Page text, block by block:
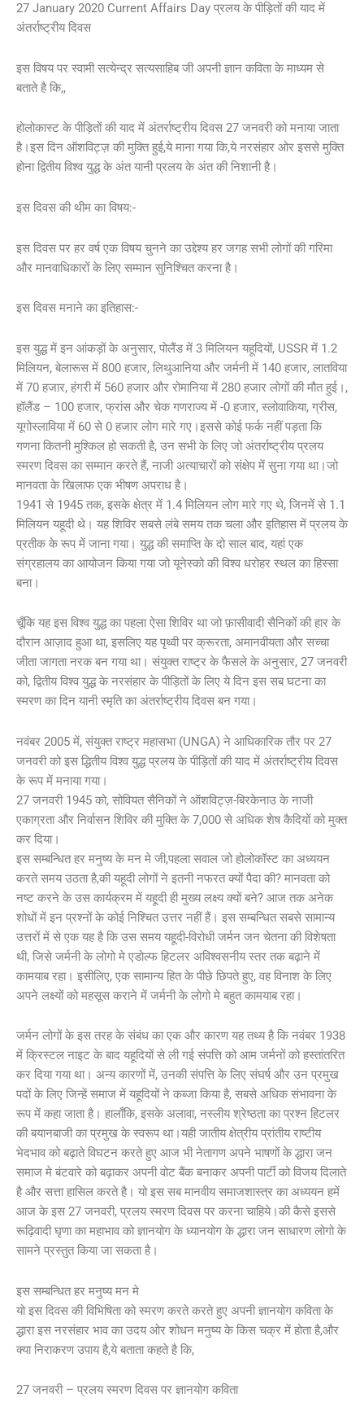
27 January 2020 Current Affairs Day प्रलय के पीड़ितों की याद में
अंतर्राष्ट्रीय दिवस
इस विषय पर स्वामी सत्येन्द्र सत्यसाहिब जी अपनी ज्ञान कविता के माध्यम से
बताते है कि,,
होलोकास्ट के पीड़ितों की याद में अंतर्राष्ट्रीय दिवस 27 जनवरी को मनाया जाता
है।इस दिन ऑशविट्ज़ की मुक्ति हुई,ये माना गया कि,ये नरसंहार ओर इससे मुक्ति
होना द्वितीय विश्व युद्ध के अंत यानी प्रलय के अंत की निशानी है।
इस दिवस की थीम का विषय:-
इस दिवस पर हर वर्ष एक विषय चुनने का उद्देश्य हर जगह सभी लोगों की गरिमा
और मानवाधिकारों के लिए सम्मान सुनिश्चित करना है।
इस दिवस मनाने का इतिहास:-
इस युद्ध में इन आंकड़ों के अनुसार, पोलैंड में 3 मिलियन यहूदियों, USSR में 1.2
मिलियन, बेलारूस में 800 हजार, लिथुआनिया और जर्मनी में 140 हजार, लातविया
में 70 हजार, हंगरी में 560 हजार और रोमानिया में 280 हजार लोगों की मौत हुई।,
हॉलैंड – 100 हजार, फ्रांस और चेक गणराज्य में -0 हजार, स्लोवाकिया, ग्रीस,
यूगोस्लाविया में 60 से 0 हजार लोग मारे गए।इससे कोई फर्क नहीं पड़ता कि
गणना कितनी मुश्किल हो सकती है, उन सभी के लिए जो अंतर्राष्ट्रीय प्रलय
स्मरण दिवस का सम्मान करते हैं, नाजी अत्याचारों को संक्षेप में सुना गया था।जो
मानवता के खिलाफ एक भीषण अपराध है।
1941 से 1945 तक, इसके क्षेत्र में 1.4 मिलियन लोग मारे गए थे, जिनमें से 1.1
मिलियन यहूदी थे। यह शिविर सबसे लंबे समय तक चला और इतिहास में प्रलय के
प्रतीक के रूप में जाना गया। युद्ध की समाप्ति के दो साल बाद, यहां एक
संग्रहालय का आयोजन किया गया जो यूनेस्को की विश्व धरोहर स्थल का हिस्सा
बना।
चूँकि यह इस विश्व युद्ध का पहला ऐसा शिविर था जो फ़ासीवादी सैनिकों की हार के
दौरान आज़ाद हुआ था, इसलिए यह पृथ्वी पर क्रूरता, अमानवीयता और सच्चा
जीता जागता नरक बन गया था। संयुक्त राष्ट्र के फैसले के अनुसार, 27 जनवरी
को, द्वितीय विश्व युद्ध के नरसंहार के पीड़ितों के लिए ये दिन इस सब घटना का
स्मरण का दिन यानी स्मृति का अंतर्राष्ट्रीय दिवस बन गया।
नवंबर 2005 में, संयुक्त राष्ट्र महासभा (UNGA) ने आधिकारिक तौर पर 27
जनवरी को इस द्धितीय विश्व युद्ध प्रलय के पीड़ितों की याद में अंतर्राष्ट्रीय दिवस
के रूप में मनाया गया।
27 जनवरी 1945 को, सोवियत सैनिकों ने ऑशविट्ज़-बिरकेनाउ के नाजी
एकाग्रता और निर्वासन शिविर की मुक्ति के 7,000 से अधिक शेष कैदियों को मुक्त
कर दिया।
इस सम्बन्धित हर मनुष्य के मन मे जी,पहला सवाल जो होलोकॉस्ट का अध्ययन
करते समय उठता है,की यहूदी लोगों ने इतनी नफरत क्यों पैदा की? मानवता को
नष्ट करने के उस कार्यक्रम में यहूदी ही मुख्य लक्ष्य क्यों बने? आज तक अनेक
शोधों में इन प्रश्नों के कोई निश्चित उत्तर नहीं हैं। इस सम्बन्धित सबसे सामान्य
उत्तरों में से एक यह है कि उस समय यहूदी-विरोधी जर्मन जन चेतना की विशेषता
थी, जिसे जर्मनी के लोगो मे एडोल्फ हिटलर अविश्वसनीय स्तर तक बढ़ाने में
कामयाब रहा। इसीलिए, एक सामान्य हित के पीछे छिपते हुए, वह विनाश के लिए
अपने लक्ष्यों को महसूस कराने में जर्मनी के लोगो मे बहुत कामयाब रहा।
जर्मन लोगों के इस तरह के संबंध का एक और कारण यह तथ्य है कि नवंबर 1938
में क्रिस्टल नाइट के बाद यहूदियों से ली गई संपत्ति को आम जर्मनों को हस्तांतरित
कर दिया गया था। अन्य कारणों में, उनकी संपत्ति के लिए संघर्ष और उन प्रमुख
पदों के लिए जिन्हें समाज में यहूदियों ने कब्जा किया है, सबसे अधिक संभावना के
रूप में कहा जाता है। हालाँकि, इसके अलावा, नस्लीय श्रेष्ठता का प्रश्न हिटलर
की बयानबाजी का प्रमुख के स्वरूप था।यही जातीय क्षेत्रीय प्रांतीय राष्टीय
भेदभाव को बढ़ाते विघटन करते हुए आज भी नेतागण अपने भाषणों के द्धारा जन
समाज मे बंटवारे को बढ़ाकर अपनी वोट बैंक बनाकर अपनी पार्टी को विजय दिलाते
है और सत्ता हासिल करते है। यो इस सब मानवीय समाजशास्त्र का अध्ययन हमें
आज के इस 27 जनवरी, प्रलय स्मरण दिवस पर करना चाहिये।की कैसे इससे
रूढ़िवादी घृणा का महाभाव को ज्ञानयोग के ध्यानयोग के द्धारा जन साधारण लोगो के
सामने प्रस्तुत किया जा सकता है।
इस सम्बन्धित हर मनुष्य मन मे
यो इस दिवस की विभिषिता को स्मरण करते करते हुए अपनी ज्ञानयोग कविता के
द्धारा इस नरसंहार भाव का उदय ओर शोधन मनुष्य के किस चक्र में होता है,और
क्या निराकरण उपाय है,ये बताता कहते है कि,
27 जनवरी – प्रलय स्मरण दिवस पर ज्ञानयोग कविता